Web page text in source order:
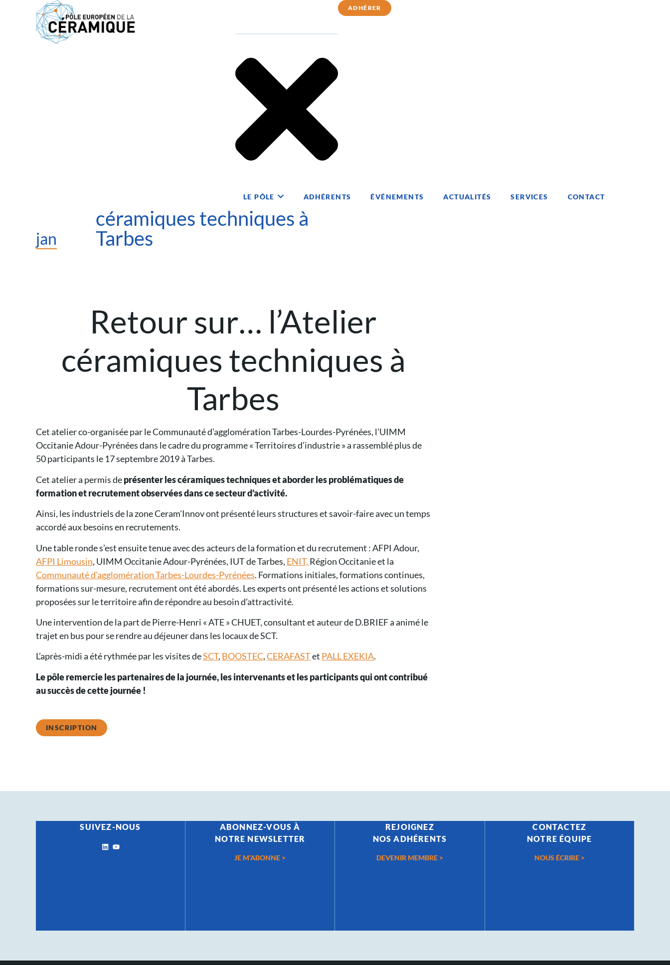
ADHÉRER
LE PÔLE ADHÉRENTS ÉVÉNEMENTS ACTUALITÉS SERVICES CONTACT
Retour sur… l’Atelier céramiques techniques à Tarbes
jan
Retour sur… l’Atelier
céramiques techniques à
Tarbes
Retour sur… l’Atelier
céramiques techniques à
Tarbes
Cet atelier co-organisée par le Communauté d’agglomération Tarbes-Lourdes-Pyrénées, l’UIMM
Occitanie Adour-Pyrénées dans le cadre du programme « Territoires d’industrie » a rassemblé plus de
50 participants le 17 septembre 2019 à Tarbes.
Cet atelier a permis deprésenter les céramiques techniques et aborder les problématiques de
formation et recrutement observées dans ce secteur d’activité.
Ainsi, les industriels de la zone Ceram’Innov ont présenté leurs structures et savoir-faire avec un temps
accordé aux besoins en recrutements.
Une table ronde s’est ensuite tenue avec des acteurs de la formation et du recrutement : AFPI Adour,
AFPI Limousin, UIMM Occitanie Adour-Pyrénées, IUT de Tarbes, ENIT, Région Occitanie et la
Communauté d’agglomération Tarbes-Lourdes-Pyrénées. Formations initiales, formations continues,
formations sur-mesure, recrutement ont été abordés. Les experts ont présenté les actions et solutions
proposées sur le territoire afin de répondre au besoin d’attractivité.
Une intervention de la part de Pierre-Henri « ATE » CHUET, consultant et auteur de D.BRIEF a animé le
trajet en bus pour se rendre au déjeuner dans les locaux de SCT.
L’après-midi a été rythmée par les visites deSCT, BOOSTEC,CERAFASTet PALL EXEKIA.
Le pôle remercie les partenaires de la journée, les intervenants et les participants qui ont contribué
au succès de cette journée !
INSCRIPTION
SUIVEZ-NOUS
ABONNEZ-VOUS À
NOTRE NEWSLETTER
JE M’ABONNE >
REJOIGNEZ
NOS ADHÉRENTS
DEVENIR MEMBRE >
CONTACTEZ
NOTRE ÉQUIPE
NOUS ÉCRIRE >